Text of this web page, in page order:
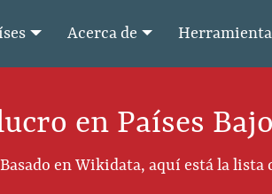
Acerca de
en Países
en Wikidata, aquí está la lista